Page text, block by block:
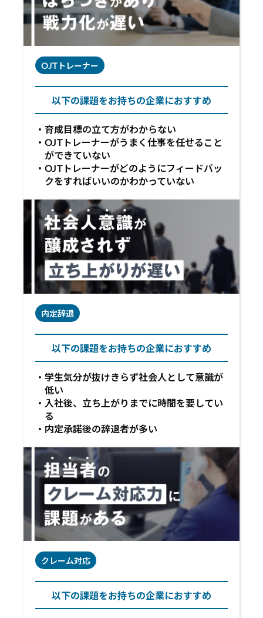
OJTトレーナー
以下の課題をお持ちの企業におすすめ
育成目標の立て方がわからない
OJTトレーナーがうまく仕事を任せること
ができていない
OJTトレーナーがどのようにフィードバッ
クをすればいいのかわかっていない
内定辞退
以下の課題をお持ちの企業におすすめ
学生気分が抜けきらず社会人として意識が
低い
入社後、立ち上がりまでに時間を要してい
る
内定承諾後の辞退者が多い
クレーム対応
以下の課題をお持ちの企業におすすめ